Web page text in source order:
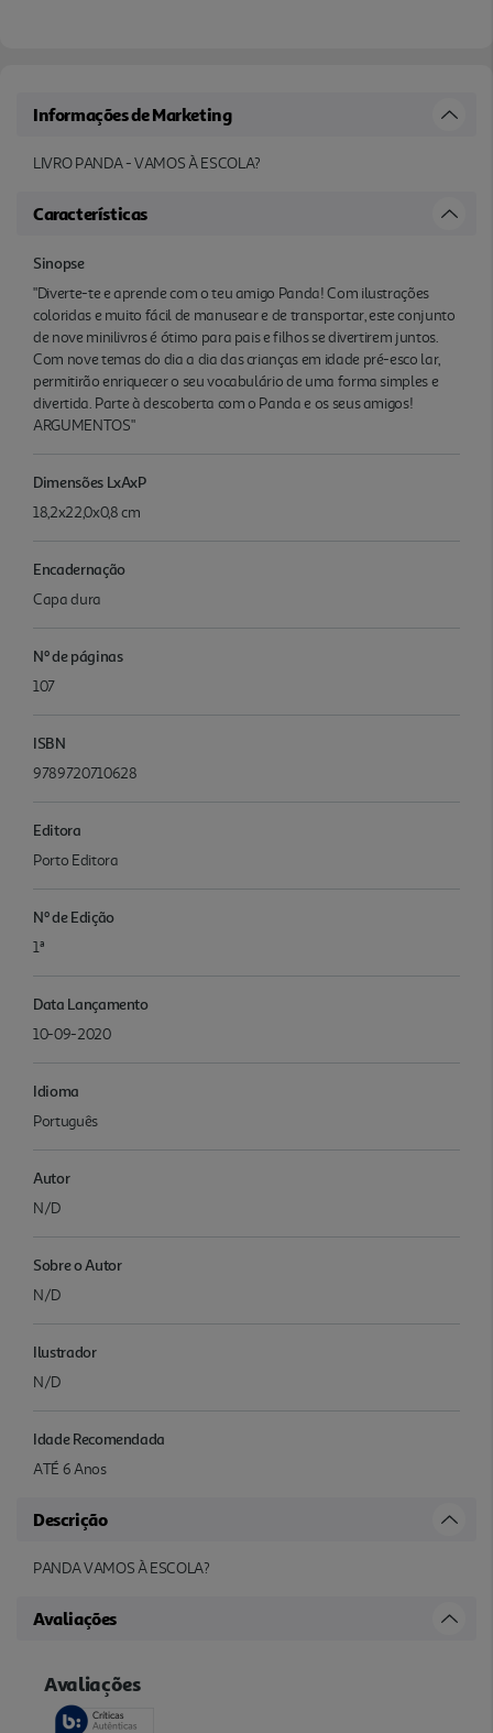
Informações de Marketing
LIVRO PANDA - VAMOS À ESCOLA?
Características
Sinopse
"Diverte-te e aprende com o teu amigo Panda! Com ilustrações
coloridas e muito fácil de manusear e de transportar, este conjunto
de nove minilivros é ótimo para pais e filhos se divertirem juntos.
Com nove temas do dia a dia das crianças em idade pré-esco lar,
permitirão enriquecer o seu vocabulário de uma forma simples e
divertida. Parte à descoberta com o Panda e os seus amigos!
ARGUMENTOS"
Dimensões LxAxP
18,2x22,0x0,8 cm
Encadernação
Capa dura
Nº de páginas
107
ISBN
9789720710628
Editora
Porto Editora
Nº de Edição
1ª
Data Lançamento
10-09-2020
Idioma
Português
Autor
N/D
Sobre o Autor
N/D
Ilustrador
N/D
Idade Recomendada
ATÉ 6 Anos
Descrição
PANDA VAMOS À ESCOLA?
Avaliações